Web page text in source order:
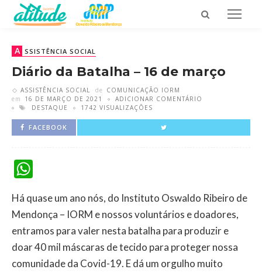
A SSISTÊNCIA SOCIAL
Diário da Batalha – 16 de março
ASSISTÊNCIA SOCIAL de COMUNICAÇÃO IORM
em
16 DE MARÇO DE 2021
ADICIONAR COMENTÁRIO
DESTAQUE
1742 VISUALIZAÇÕES
FACEBOOK
Há quase um ano nós, do Instituto Oswaldo Ribeiro de
Mendonça – IORM e nossos voluntários e doadores,
entramos para valer nesta batalha para produzir e
doar 40 mil máscaras de tecido para proteger nossa
comunidade da Covid-19. E dá um orgulho muito